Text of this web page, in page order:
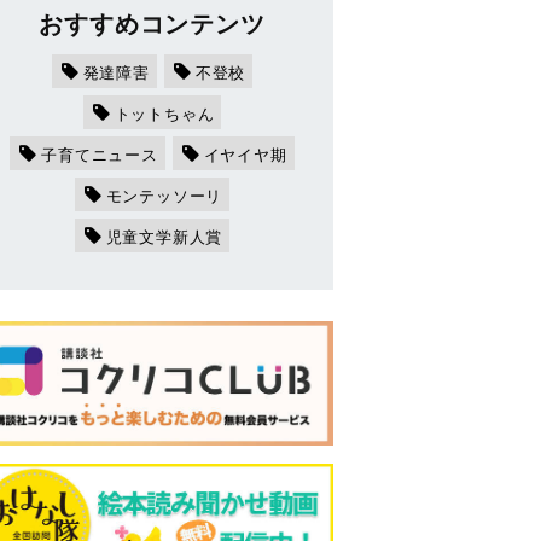
おすすめコンテンツ
発達障害
不登校
トットちゃん
子育てニュース
イヤイヤ期
モンテッソーリ
児童文学新人賞